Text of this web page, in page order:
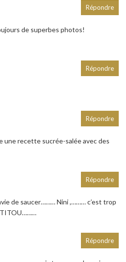
de superbes photos!
Répondre
Répondre
une recette sucrée-salée avec des
Répondre
de saucer……… Nini ,……… c’est trop
TITOU………
Répondre
Répondre